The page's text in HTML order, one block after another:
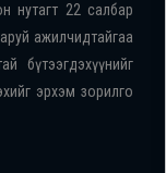
нутагт 22 салбар
ажилчидтайгаа
бүтээгдэхүүнийг
эрхэм зорилго